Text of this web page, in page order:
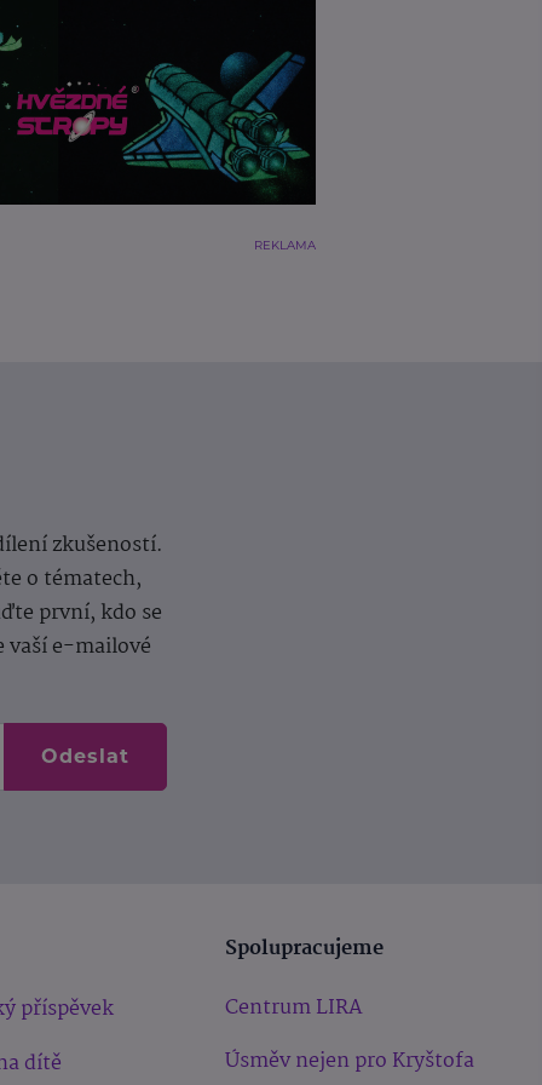
REKLAMA
zkušeností.
o tématech,
první, kdo se
vaší e-mailové
Odeslat
příspěvek
dítě
Spolupracujeme
Centrum LIRA
Úsměv nejen pro Kryštofa